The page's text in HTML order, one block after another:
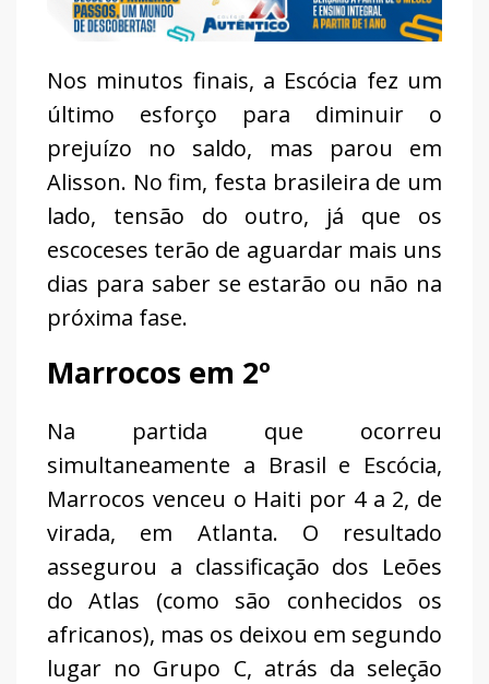
Nos minutos finais, a Escócia fez um
último esforço para diminuir o
prejuízo no saldo, mas parou em
Alisson. No fim, festa brasileira de um
lado, tensão do outro, já que os
escoceses terão de aguardar mais uns
dias para saber se estarão ou não na
próxima fase.
Marrocos em 2º
Na partida que ocorreu
simultaneamente a Brasil e Escócia,
Marrocos venceu o Haiti por 4 a 2, de
virada, em Atlanta. O resultado
assegurou a classificação dos Leões
do Atlas (como são conhecidos os
africanos), mas os deixou em segundo
lugar no Grupo C, atrás da seleção